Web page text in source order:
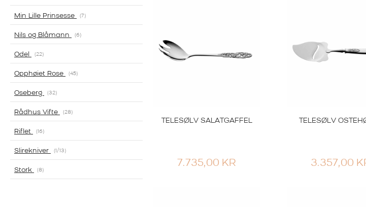
Min Lille Prinsesse 7
Nils og Blåmann 6
Odel 22
Opphøiet Rose 45
Oseberg 32
Rådhus Vifte 28
Riflet 16
Slirekniver 1/13
Stork 8
TELESØLV SALATGAFFEL
7.735,00 KR
TELESØLV
3.357,00